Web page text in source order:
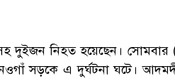
দুইজন নিহত হয়েছেন। সোমবার
সড়কে এ দুর্ঘটনা ঘটে।